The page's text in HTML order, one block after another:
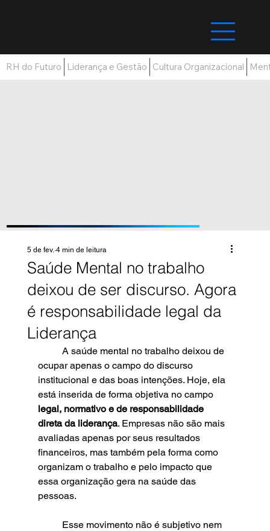
RH do Futuro Liderança e Gestão Cultura Organizacional
Saúde Mental no trabalho
deixou de ser discurso. Agora
é responsabilidade legal da
Liderança
5 de fev. 4 min de leitura
ocupar apenas o campo do discurso
institucional e das boas intenções. Hoje, ela
está inserida de forma objetiva no campo
legal, normativo e de responsabilidade
direta da liderança. Empresas não são mais
avaliadas apenas por seus resultados
financeiros, mas também pela forma como
organizam o trabalho e pelo impacto que
essa organização gera na saúde das
pessoas.